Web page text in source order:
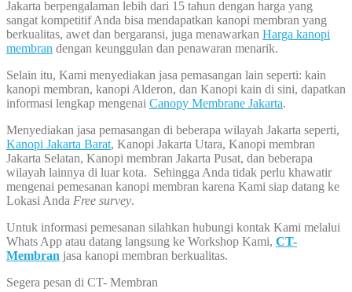
Jakarta berpengalaman lebih dari 15 tahun dengan harga yang
sangat kompetitif Anda bisa mendapatkan kanopi membran yang
berkualitas, awet dan bergaransi, juga menawarkan Harga kanopi
membran dengan keunggulan dan penawaran menarik.
Selain itu, Kami menyediakan jasa pemasangan lain seperti: kain
kanopi membran, kanopi Alderon, dan Kanopi kain di sini, dapatkan
informasi lengkap mengenai Canopy Membrane Jakarta.
Menyediakan jasa pemasangan di beberapa wilayah Jakarta seperti,
Kanopi Jakarta Barat, Kanopi Jakarta Utara, Kanopi membran
Jakarta Selatan, Kanopi membran Jakarta Pusat, dan beberapa
wilayah lainnya di luar kota. Sehingga Anda tidak perlu khawatir
mengenai pemesanan kanopi membran karena Kami siap datang ke
Lokasi Anda Free survey.
Untuk informasi pemesanan silahkan hubungi kontak Kami melalui
Whats App atau datang langsung ke Workshop Kami, CT-
Membran jasa kanopi membran berkualitas.
Segera pesan di CT- Membran